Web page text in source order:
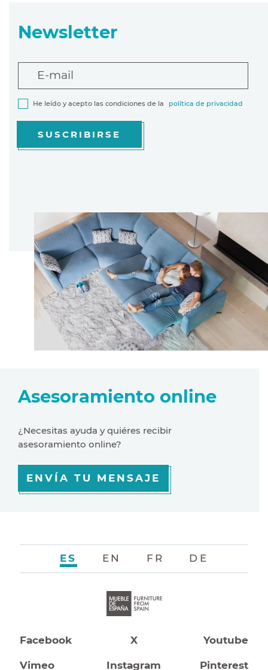
Newsletter
E-mail
He leído y acepto las condiciones de la política de privacidad
SUSCRIBIRSE
Asesoramiento online
¿Necesitas ayuda y quiéres recibir
asesoramiento online?
ENVÍA TU MENSAJE
Facebook X Youtube
Vimeo Instagram Pinterest
ES EN FR DE